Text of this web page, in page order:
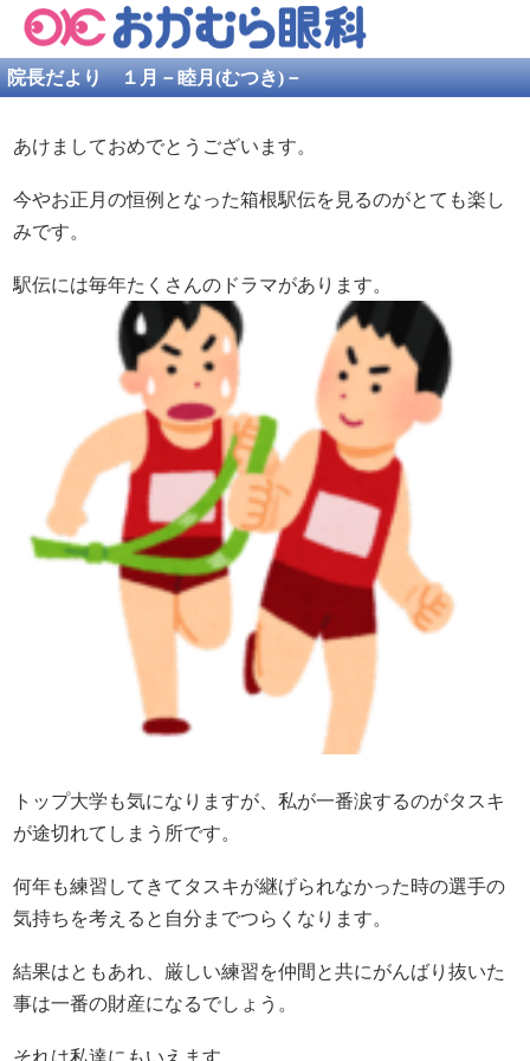
院長だより １月－睦月(むつき)－
あけましておめでとうございます。
今やお正月の恒例となった箱根駅伝を見るのがとても楽し
みです。
駅伝には毎年たくさんのドラマがあります。
トップ大学も気になりますが、私が一番涙するのがタスキ
が途切れてしまう所です。
何年も練習してきてタスキが継げられなかった時の選手の
気持ちを考えると自分までつらくなります。
結果はともあれ、厳しい練習を仲間と共にがんばり抜いた
事は一番の財産になるでしょう。
それは私達にもいえます。